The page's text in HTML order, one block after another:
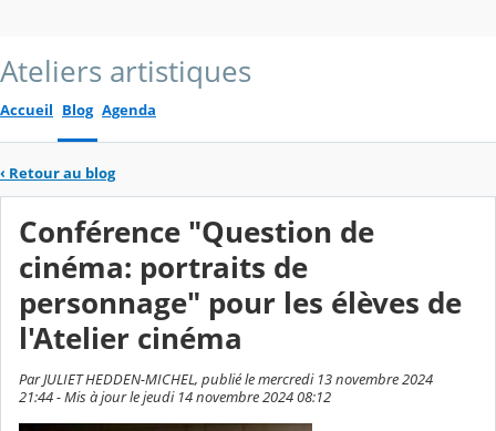
Ateliers artistiques
Accueil Blog Agenda
‹ Retour au blog
Conférence "Question de
cinéma: portraits de
personnage" pour les élèves de
l'Atelier cinéma
Par JULIET HEDDEN-MICHEL, publié le mercredi 13 novembre 2024
21:44 - Mis à jour le jeudi 14 novembre 2024 08:12